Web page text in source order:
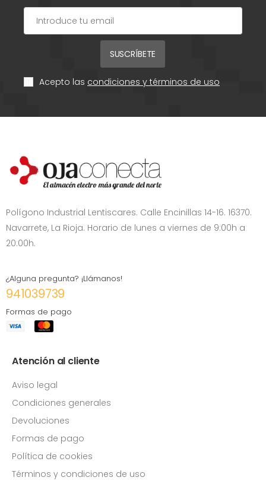
SUSCRÍBETE
Acepto las condiciones y términos de uso
Polígono Industrial Lentiscares. Calle Encinillas 14-16. 16370.
Navarrete, La Rioja. Horario de lunes a viernes de 9:00h a
20:00h.
¿Alguna pregunta? ¡Llámanos!
941039739
Formas de pago
Atención al cliente
Aviso legal
Condiciones generales
Devoluciones
Formas de pago
Política de cookies
Términos y condiciones de uso